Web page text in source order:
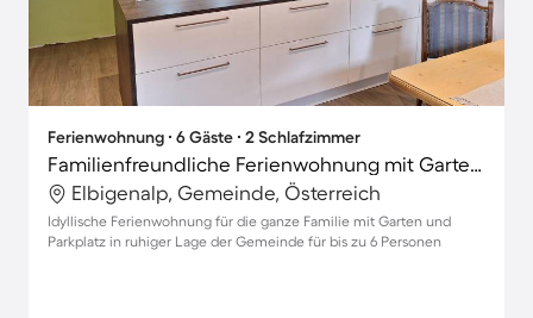
Ferienwohnung ∙ 6 Gäste ∙ 2 Schlafzimmer
Familienfreundliche Ferienwohnung mit Garten | Gartenblick
Elbigenalp, Gemeinde, Österreich
Idyllische Ferienwohnung für die ganze Familie mit Garten und
Parkplatz in ruhiger Lage der Gemeinde für bis zu 6 Personen